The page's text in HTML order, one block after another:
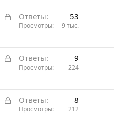
р
ыЗ
р
ы
Ответы 53
Просмотры 9 тыс.
З
р
ы
Ответы 9
Просмотры 224
З
Ответы 8
Просмотры 212